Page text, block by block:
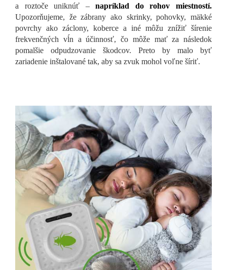
a roztoče uniknúť –napríklad do rohov miestností.
Upozorňujeme, že zábrany ako skrinky, pohovky, mäkké
povrchy ako záclony, koberce a iné môžu znížiť šírenie
frekvenčných vĺn a účinnosť, čo môže mať za následok
pomalšie odpudzovanie škodcov. Preto by malo byť
zariadenie inštalované tak, aby sa zvuk mohol voľne šíriť.